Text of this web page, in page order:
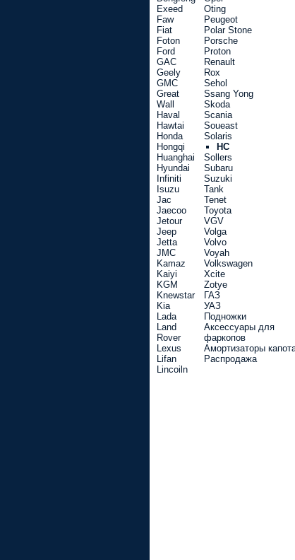
Exeed
Faw
Fiat
Foton
Ford
GAC
Geely
GMC
Great
Wall
Haval
Hawtai
Honda
Hongqi
Huanghai
Hyundai
Infiniti
Isuzu
Jac
Jaecoo
Jetour
Jeep
Jetta
JMC
Kamaz
Kaiyi
KGM
Knewstar
Kia
Lada
Land
Rover
Lexus
Lifan
Lincoiln
Oting
Peugeot
Polar Stone
Porsche
Proton
Renault
Rox
Sehol
Ssang Yong
Skoda
Scania
Soueast
Solaris
HC
Sollers
Subaru
Suzuki
Tank
Tenet
Toyota
VGV
Volga
Volvo
Voyah
Volkswagen
Xcite
Zotye
ГАЗ
УАЗ
Подножки
Аксессуары для
фаркопов
Амортизаторы
Распродажа